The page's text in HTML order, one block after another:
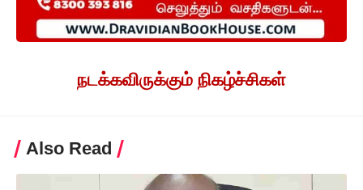
நடக்கவிருக்கும் நிகழ்ச்சிகள்
Also Read